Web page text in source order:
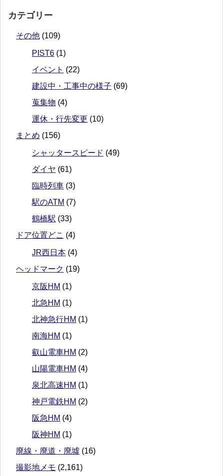
カテゴリー
その他 (109)
PIST6 (1)
イベント (22)
建設中・工事中の様子 (69)
蒐集物 (4)
運休・行先変更 (10)
まとめ (156)
シャッタースピード (49)
ダイヤ (61)
臨時列車 (3)
駅のATM (7)
鶴橋駅 (33)
ドア位置どこ (4)
JR西日本 (4)
ヘッドマーク (19)
京阪HM (1)
北急HM (1)
北神急行HM (1)
南海HM (1)
叡山電車HM (2)
山陽電車HM (4)
泉北高速HM (1)
神戸電鉄HM (2)
阪急HM (4)
阪神HM (1)
廃線・廃道・廃墟 (16)
撮影地メモ (2,161)